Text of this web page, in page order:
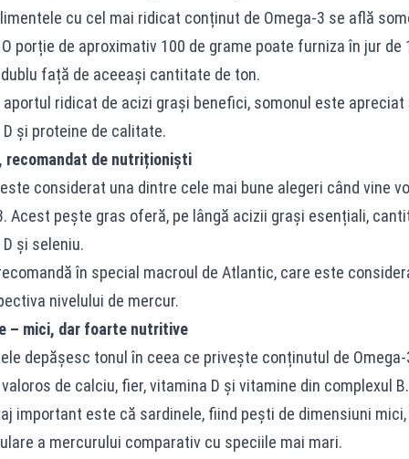
cu cel mai ridicat conținut de Omega-3 se află
porție de aproximativ 100 de grame poate furniza în jur de
față de aceeași cantitate de ton.
aportul ridicat de acizi grași benefici, somonul este
și proteine de calitate.
recomandat de nutriționiști
considerat una dintre cele mai bune alegeri când vine
Acest pește gras oferă, pe lângă acizii grași esențiali,
și seleniu.
în special macroul de Atlantic, care este
nivelului de mercur.
– mici, dar foarte nutritive
depășesc tonul în ceea ce privește conținutul de
de calciu, fier, vitamina D și vitamine din complexul B.
important este că sardinele, fiind pești de dimensiuni
a mercurului comparativ cu speciile mai mari.